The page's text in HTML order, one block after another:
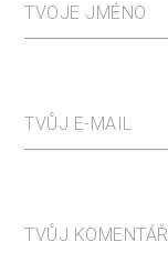
TVOJE JMÉNO
TVŮJ E-MAIL
TVŮJ KOMENTÁŘ